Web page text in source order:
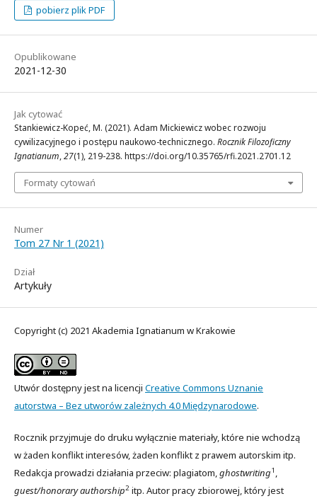
pobierz plik PDF
Opublikowane
2021-12-30
Jak cytować
Stankiewicz-Kopeć, M. (2021). Adam Mickiewicz wobec rozwoju
cywilizacyjnego i postępu naukowo-technicznego. Rocznik Filozoficzny
Ignatianum,27(1), 219-238. https://doi.org/10.35765/rfi.2021.2701.12
Formaty cytowań
Numer
Tom 27 Nr 1 (2021)
Dział
Artykuły
Copyright (c) 2021 Akademia Ignatianum w Krakowie
Utwór dostępny jest na licencji Creative Commons Uznanie
autorstwa – Bez utworów zależnych 4.0 Międzynarodowe.
Rocznik przyjmuje do druku wyłącznie materiały, które nie wchodzą
w żaden konflikt interesów, żaden konflikt z prawem autorskim itp.
Redakcja prowadzi działania przeciw: plagiatom,ghostwriting1 ,
guest/honorary authorship2 itp. Autor pracy zbiorowej, który jest